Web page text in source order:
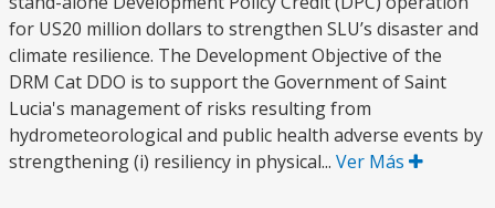
for US20 million dollars to strengthen SLU’s disaster and
climate resilience. The Development Objective of the
DRM Cat DDO is to support the Government of Saint
Lucia's management of risks resulting from
hydrometeorological and public health adverse events by
strengthening (i) resiliency in physical... Ver Más